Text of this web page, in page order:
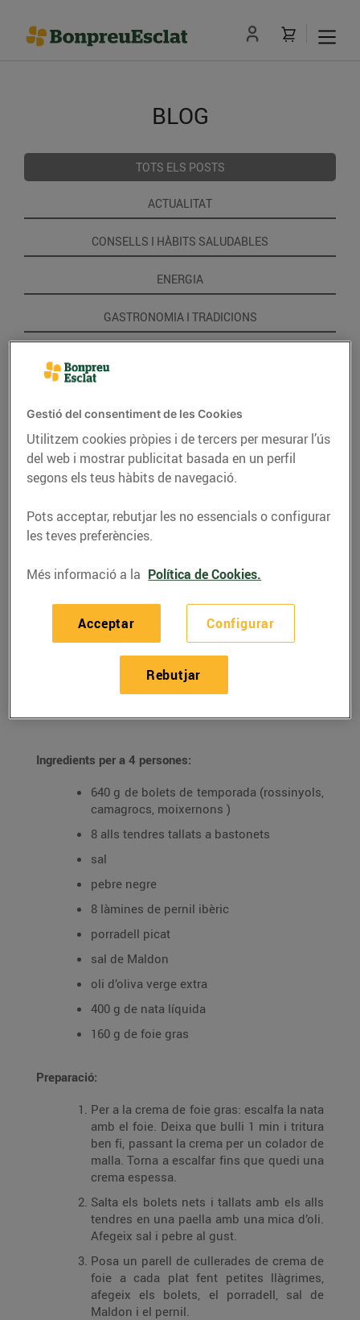
BLOG
TOTS ELS POSTS
ACTUALITAT
CONSELLS I HÀBITS SALUDABLES
ENERGIA
GASTRONOMIA I TRADICIONS
Saltat de bolets i crema
de foie amb pernil
Ingredients per a 4 persones:
640 g de bolets de temporada (rossinyols,
camagrocs, moixernons )
8 alls tendres tallats a bastonets
sal
pebre negre
8 làmines de pernil ibèric
porradell picat
sal de Maldon
oli d’oliva verge extra
400 g de nata líquida
160 g de foie gras
Preparació:
Per a la crema de foie gras: escalfa la nata
amb el foie. Deixa que bulli 1 min i tritura
ben fi, passant la crema per un colador de
malla. Torna a escalfar fins que quedi una
crema espessa.
Salta els bolets nets i tallats amb els alls
tendres en una paella amb una mica d’oli.
Afegeix sal i pebre al gust.
Posa un parell de cullerades de crema de
foie a cada plat fent petites llàgrimes,
afegeix els bolets, el porradell, sal de
Maldon i el pernil.
Gestió del consentiment de les Cookies
Utilitzem cookies pròpies i de tercers per mesurar l’ús
del web i mostrar publicitat basada en un perfil
segons els teus hàbits de navegació.
Pots acceptar, rebutjar les no essencials o configurar
les teves preferències.
Més informació a la Política de Cookies.
Configurar
Rebutjar
Acceptar